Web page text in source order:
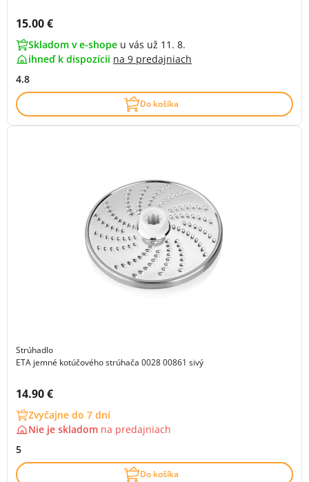
Cena s DPH:
15.00 €
Skladom v e-shope u vás už 11. 8.
ihneď k dispozícii na 9 predajniach
4.8
Do košíka
Strúhadlo
ETA jemné kotúčového strúhača 0028 00861 sivý
Cena s DPH:
14.90 €
Zvyčajne do 7 dní
Nie je skladom na predajniach
5
Do košíka